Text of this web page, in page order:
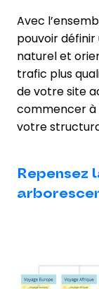
Avec
pouvoir
naturel et
trafic plus
de votre site
commencer à
votre
Repensez